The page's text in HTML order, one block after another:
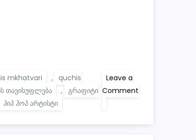
mkhatvari , quchis
თავისუფლება , გრაფიტი
ჰიპ ჰოპ არტისტი
Leave a
Comment
Musician